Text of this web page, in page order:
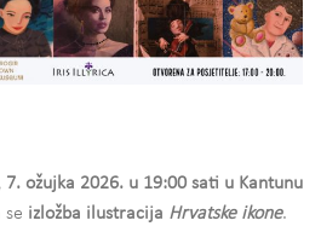
7. ožujka 2026. u 19:00 sati u Kantunu
izložba ilustracija Hrvatske ikone.